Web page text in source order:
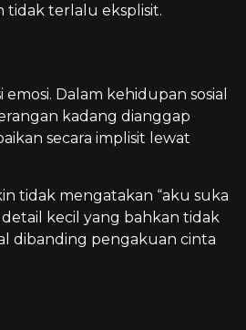
terlalu eksplisit.
Dalam kehidupan sosial
kadang dianggap
secara implisit lewat
tidak mengatakan “aku suka
kecil yang bahkan tidak
dibanding pengakuan cinta